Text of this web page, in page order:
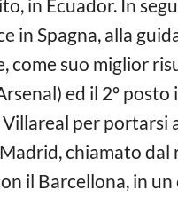
in Ecuador. In
in Spagna, alla
come suo miglior
ed il 2º
per portarsi
chiamato
il Barcellona, in